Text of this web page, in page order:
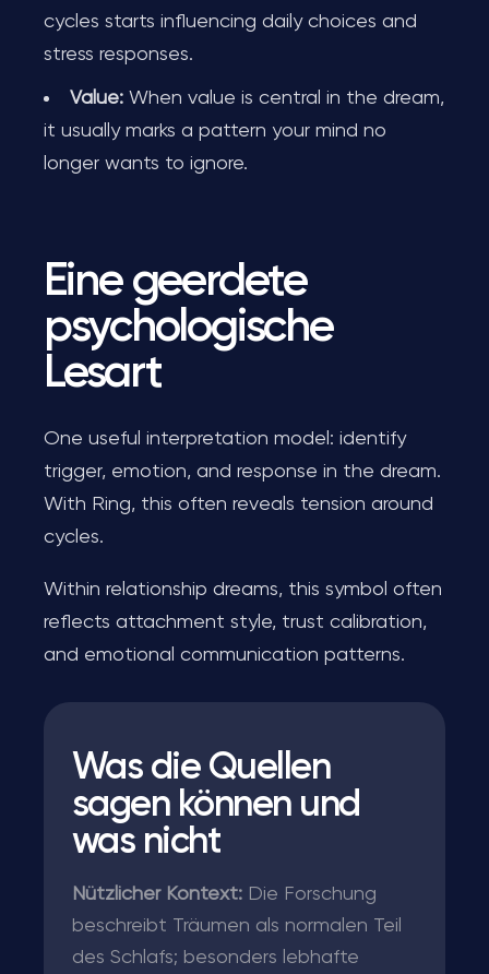
cycles starts influencing daily choices and
stress responses.
Value: When value is central in the dream,
it usually marks a pattern your mind no
longer wants to ignore.
Eine geerdete
psychologische
Lesart
One useful interpretation model: identify
trigger, emotion, and response in the dream.
With Ring, this often reveals tension around
cycles.
Within relationship dreams, this symbol often
reflects attachment style, trust calibration,
and emotional communication patterns.
Was die Quellen
sagen können und
was nicht
Nützlicher Kontext: Die Forschung
beschreibt Träumen als normalen Teil
des Schlafs; besonders lebhafte